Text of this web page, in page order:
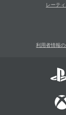
レーテ
利用者情報